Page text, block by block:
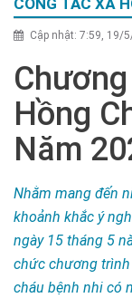
CÔNG TÁC XÃ
Cập nhật: 7:59, 19/
Hồng
Năm
Nhằm mang đến
khoảnh khắc ý
ngày 15 tháng 5
chức chương trình
cháu bệnh nhi có